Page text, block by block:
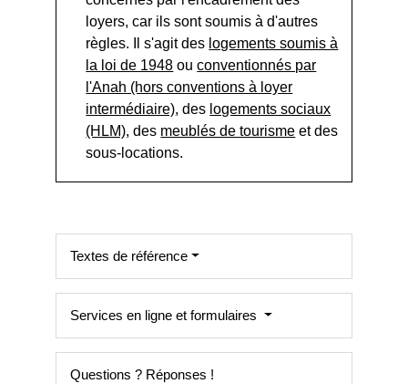
loyers, car ils sont soumis à d'autres
règles. Il s'agit des logements soumis à
la loi de 1948 ouconventionnés par
l'Anah (hors conventions à loyer
intermédiaire), des logements sociaux
(HLM), des meublés de tourisme et des
sous-locations.
Textes de référence
Services en ligne et formulaires
Questions ? Réponses !